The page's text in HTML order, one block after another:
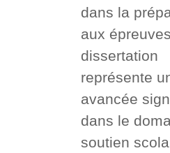
dans la
aux
dissertation
représente
avancée
dans le
soutien